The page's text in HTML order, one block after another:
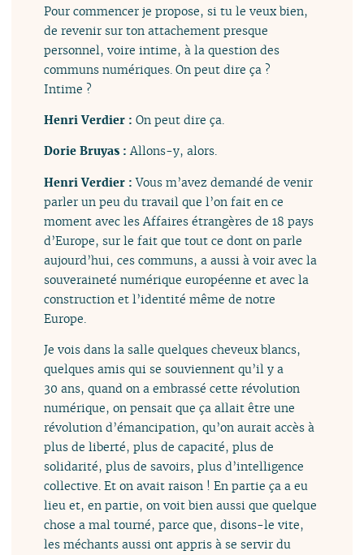
Pour commencer je propose, si tu le veux bien,
de revenir sur ton attachement presque
personnel, voire intime, à la question des
communs numériques. On peut dire ça ?
Intime ?
Henri Verdier :On peut dire ça.
Dorie Bruyas :Allons-y, alors.
Henri Verdier :Vous m’avez demandé de venir
parler un peu du travail que l’on fait en ce
moment avec les Affaires étrangères de 18 pays
d’Europe, sur le fait que tout ce dont on parle
aujourd’hui, ces communs, a aussi à voir avec la
souveraineté numérique européenne et avec la
construction et l’identité même de notre
Europe.
Je vois dans la salle quelques cheveux blancs,
quelques amis qui se souviennent qu’il y a
30 ans, quand on a embrassé cette révolution
numérique, on pensait que ça allait être une
révolution d’émancipation, qu’on aurait accès à
plus de liberté, plus de capacité, plus de
solidarité, plus de savoirs, plus d’intelligence
collective. Et on avait raison ! En partie ça a eu
lieu et, en partie, on voit bien aussi que quelque
chose a mal tourné, parce que, disons-le vite,
les méchants aussi ont appris à se servir du